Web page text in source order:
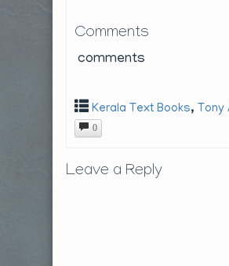
Comments
comments
Kerala Text Books,Tony
0
Leave a Reply